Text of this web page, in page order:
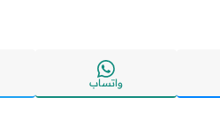
واتساب